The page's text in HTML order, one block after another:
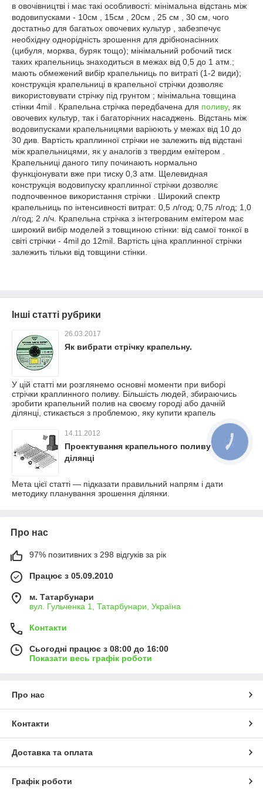
в овочівництві і має такі особливості: мінімальна відстань між
водовипусками - 10см , 15см , 20см , 25 см , 30 см, чого
достатньо для багатьох овочевих культур , забезпечує
необхідну однорідність зрошення для дрібнонасінних
(цибуля, морква, буряк тощо); мінімальний робочий тиск
таких крапельниць знаходиться в межах від 0,5 до 1 атм.;
мають обмежений вибір крапельниць по витраті (1-2 види);
конструкція крапельниці в крапельної стрічки дозволяє
використовувати стрічку під грунтом ; мінімальна товщина
стінки 4mil . Крапельна стрічка передбачена для поливу, як
овочевих культур, так і багаторічних насаджень. Відстань між
водовипусками крапельницями варіюють у межах від 10 до
30 див. Вартість краплинної стрічки не залежить від відстані
між крапельницями, як у аналогів з твердим емітером .
Крапельниці даного типу починають нормально
функціонувати вже при тиску 0,3 атм. Щелевидная
конструкція водовипуску краплинної стрічки дозволяє
подпочвенное використання стрічки . Широкий спектр
крапельниць по інтенсивності витрат: 0,5 л/год; 0,75 л/год; 1,0
л/год; 2 л/ч. Крапельна стрічка з інтегрованим емітером має
широкий вибір моделей з товщиною стінки: від самої тонкої в
світі стрічки - 4mil до 12mil. Вартість ціна краплинної стрічки
залежить тільки від товщини стінки.
Інші статті рубрики
26.03.2017
Як вибрати стрічку крапельну.
У цій статті ми розглянемо основні моменти при виборі
стрічки краплинного поливу. Більшість людей, збираючись
зробити крапельний полив на своєму городі або дачній
ділянці, стикається з проблемою, яку купити крапель
14.11.2012
Проектування крапельного поливу на
ділянці
Мета цієї статті — підказати правильний напрям і дати
методику планування зрошення ділянки.
Про нас
97% позитивних з 298 відгуків за рік
Працює з 05.09.2010
м. Татарбунари
вул. Гульченка 1, Татарбунари, Україна
Контакти
Сьогодні працює з 08:00 до 16:00
Показати весь графік роботи
Про нас
Контакти
Доставка та оплата
Графік роботи